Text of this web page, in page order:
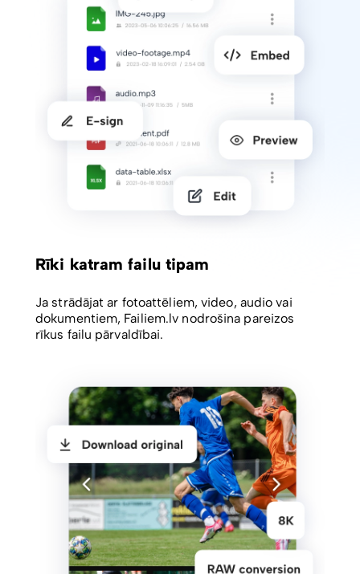
Rīki katram failu tipam
Ja strādājat ar fotoattēliem, video, audio vai
dokumentiem, Failiem.lv nodrošina pareizos
rīkus failu pārvaldībai.